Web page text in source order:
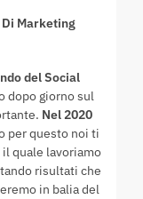
Di Marketing
del Social
dopo giorno sul
Nel 2020
per questo noi ti
quale lavoriamo
risultati che
in balia del